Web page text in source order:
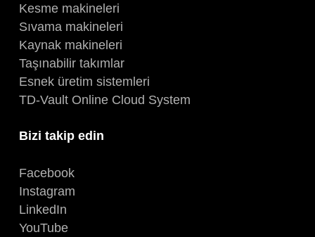
Kesme makineleri
Sıvama makineleri
Kaynak makineleri
Taşınabilir takımlar
Esnek üretim sistemleri
TD-Vault Online Cloud System
Bizi takip edin
Facebook
Instagram
LinkedIn
YouTube